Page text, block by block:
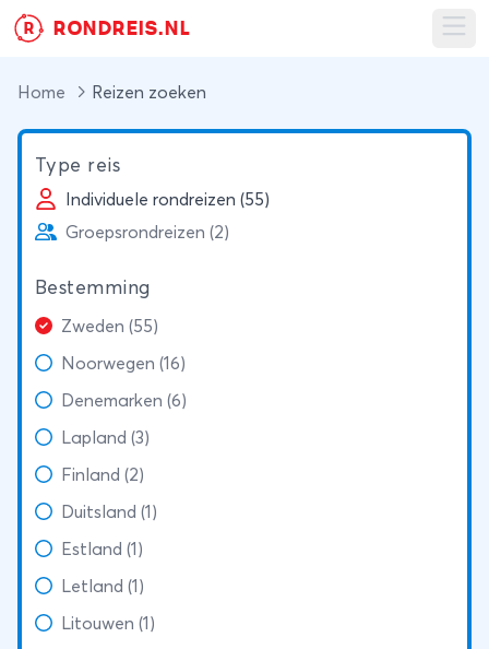
R RONDREIS.NL
Home Reizen zoeken
Type reis
Individuele rondreizen (55)
Groepsrondreizen (2)
Bestemming
Zweden (55)
Noorwegen (16)
Denemarken (6)
Lapland (3)
Finland (2)
Duitsland (1)
Estland (1)
Letland (1)
Litouwen (1)